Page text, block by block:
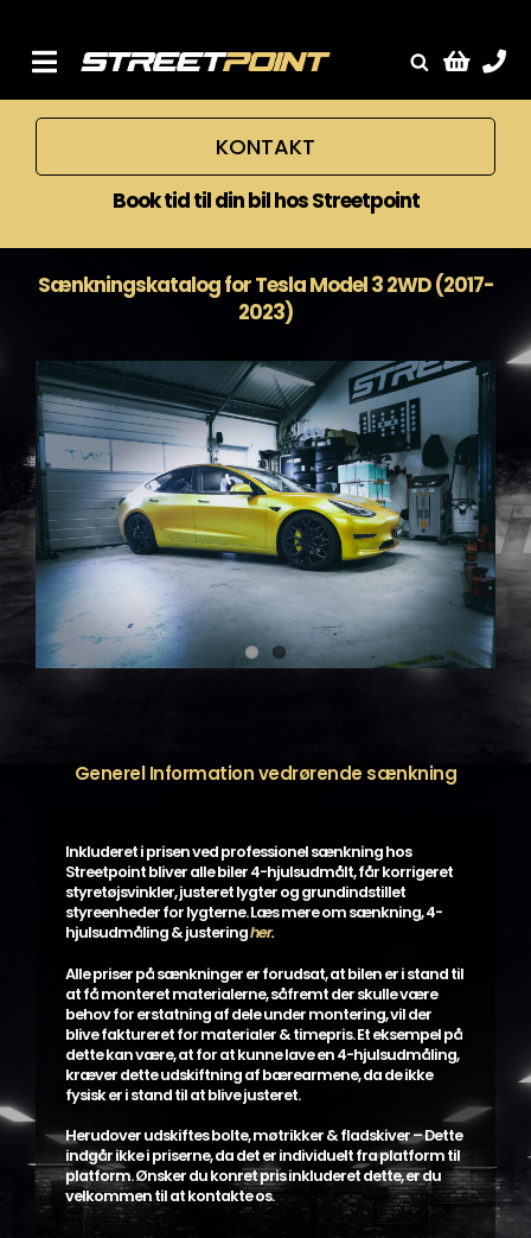
content
Toggle
Navigation
Streetcars
Tuning
Værksted
KONTAKT
Book tid til din bil hos Streetpoint
Sænkningskatalog for Tesla Model 3 2WD (2017-
2023)
Generel Information vedrørende sænkning
Inkluderet i prisen ved professionel sænkning hos
Streetpoint bliver alle biler 4-hjulsudmålt, får korrigeret
styretøjsvinkler, justeret lygter og grundindstillet
styreenheder for lygterne. Læs mere om sænkning, 4-
hjulsudmåling & justeringher.
Alle priser på sænkninger er forudsat, at bilen er i stand til
at få monteret materialerne, såfremt der skulle være
behov for erstatning af dele under montering, vil der
blive faktureret for materialer & timepris. Et eksempel på
dette kan være, at for at kunne lave en 4-hjulsudmåling,
kræver dette udskiftning af bærearmene, da de ikke
fysisk er i stand til at blive justeret.
Herudover udskiftes bolte, møtrikker & fladskiver – Dette
indgår ikke i priserne, da det er individuelt fra platform til
platform. Ønsker du konret pris inkluderet dette, er du
velkommen til at kontakte os.